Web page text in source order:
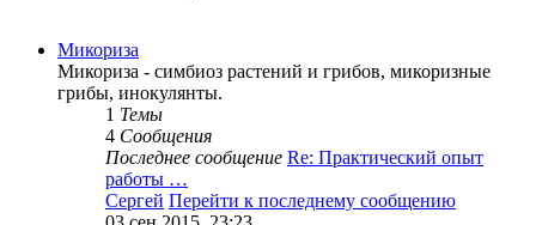
Микориза
Микориза - симбиоз растений и грибов, микоризные
грибы, инокулянты.
1 Темы
4 Сообщения
Последнее сообщение Re: Практический опыт
работы …
Сергей Перейти к последнему сообщению